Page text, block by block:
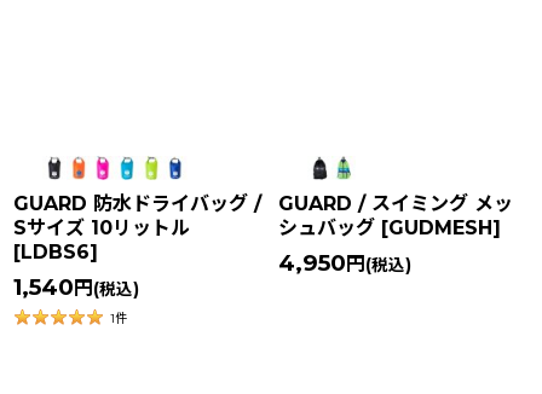
GUARD 防水ドライバッグ /
Sサイズ 10リットル
[LDBS6]
1,540 円 (税込)
1件
GUARD / スイミング メッ
シュバッグ [GUDMESH]
4,950 円 (税込)